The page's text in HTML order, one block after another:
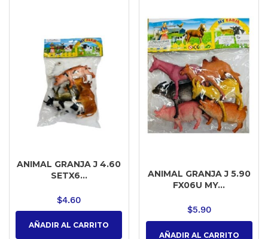
ANIMAL GRANJA J 4.60
SETX6...
$4.60
AÑADIR AL CARRITO
ANIMAL GRANJA J 5.90
FX06U MY...
$5.90
AÑADIR AL CARRITO